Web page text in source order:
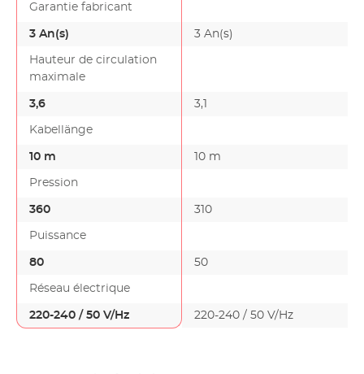
Garantie fabricant
3 An(s) 3 An(s)
Hauteur de circulation
maximale
3,6 3,1
Kabellänge
10 m 10 m
Pression
360 310
Puissance
80 50
Réseau électrique
220-240 / 50 V/Hz 220-240 / 50 V/Hz